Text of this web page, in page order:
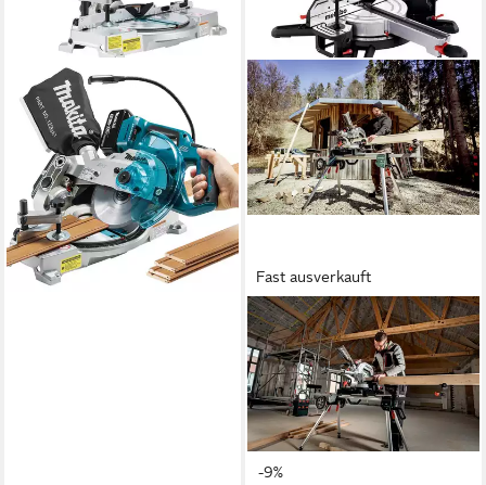
MAKITA
Akku-Kapp-Gehrungssäge,
Und Gehrungssäge 18V,
DLS600Z, 165 mm, Ohne
Akku - im Karton
ab 739,86 €
lieferbar - in 3-4 Werktagen bei dir
Fast ausverkauft
METABO
Akku-Kapp-Gehrungssäge
KGS 18 LTX BL 305,
Kappsäge Ohne Akku im
Karton
678,98 € UVP744,94 €
-9%